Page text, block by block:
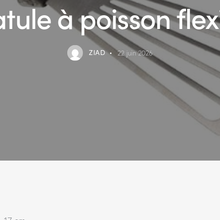
à poisson
ZIAD 22 juin 2026